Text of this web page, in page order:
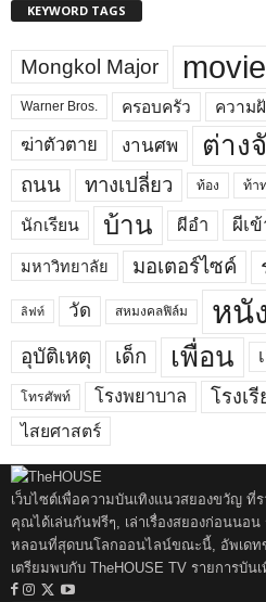
KEYWORD TAGS
Mongkol Major movie
Warner Bros. ครอบครัว ความ
ฆ่าตัวตาย
งานศพ ต่าง
ถนน ทางเปลี่ยว ท้อง ท้า
นักเรียน บ้าน ผีอำ ผีเข้
มหาวิทยาลัย มอเตอร์ไซค์
ลิฟท์ วัด สหมงคลฟิล์ม หนั
อุบัติเหตุ เด็ก เพื่อน
โทรศัพท์ โรงพยาบาล โรงเ
ไสยศาสตร์
เว็บไซต์เพื่อความบันเทิงแนวสยองขวัญ ที่
คุณได้เล่นกันฟรีๆ, เล่าเรื่องสยองก่อนนอ
หลอนที่สุดบนโลกออนไลน์ขณะนี้, อัพเดท
เตรียมพบกับ TheHOUSE TV รายการบั